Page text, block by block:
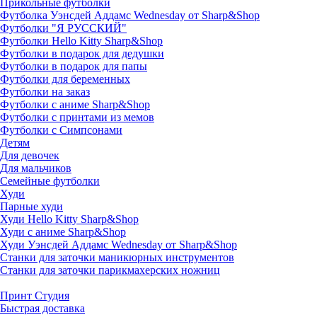
Прикольные футболки
Футболка Уэнсдей Аддамс Wednesday от Sharp&Shop
Футболки "Я РУССКИЙ"
Футболки Hello Kitty Sharp&Shop
Футболки в подарок для дедушки
Футболки в подарок для папы
Футболки для беременных
Футболки на заказ
Футболки с аниме Sharp&Shop
Футболки с принтами из мемов
Футболки с Симпсонами
Детям
Для девочек
Для мальчиков
Семейные футболки
Худи
Парные худи
Худи Hello Kitty Sharp&Shop
Худи с аниме Sharp&Shop
Худи Уэнсдей Аддамс Wednesday от Sharp&Shop
Станки для заточки маникюрных инструментов
Станки для заточки парикмахерских ножниц
Принт Студия
Быстрая доставка